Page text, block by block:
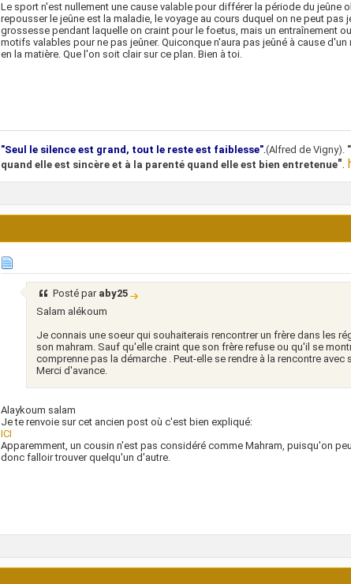
Le sport n'est nullement une cause valable pour différer la période du jeûne
repousser le jeûne est la maladie, le voyage au cours duquel on ne peut pas
grossesse pendant laquelle on craint pour le foetus, mais un entraînement
motifs valables pour ne pas jeûner. Quiconque n'aura pas jeûné à cause
en la matière. Que l'on soit clair sur ce plan. Bien à toi.
"Seul le silence est grand, tout le reste est faiblesse".(Alfred de Vigny).
quand elle est sincère et à la parenté quand elle est bien entretenue".
Posté par aby25
Salam alékoum
Je connais une soeur qui souhaiterais rencontrer un frère dans les
son mahram. Sauf qu'elle craint que son frère refuse ou qu'il se
comprenne pas la démarche . Peut-elle se rendre à la rencontre
Merci d'avance.
Alaykoum salam
Je te renvoie sur cet ancien post où c'est bien expliqué:
ICI
Apparemment, un cousin n'est pas considéré comme Mahram, puisqu'on
donc falloir trouver quelqu'un d'autre.